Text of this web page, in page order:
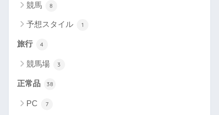
競馬 8
予想スタイル 1
旅行 4
競馬場 3
正常品 38
PC 7